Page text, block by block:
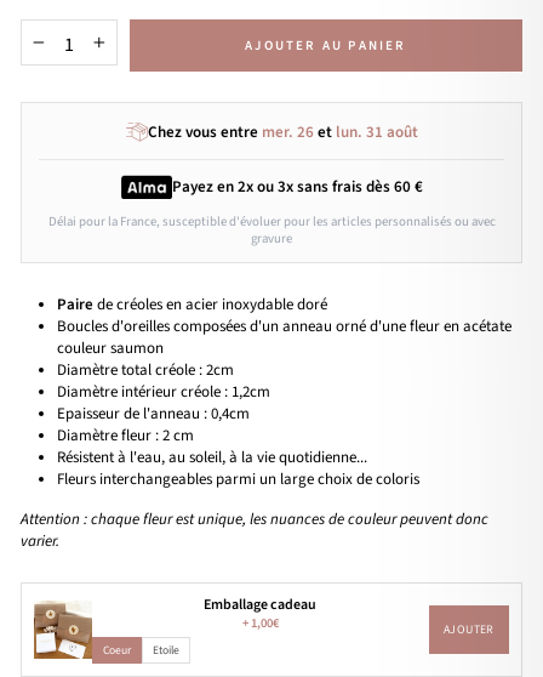
+ AJOUTER AU PANIER
Chez vous entre mer. 26et lun. 31 août
Payez en 2x ou 3xsans fraisdès 60 €
Délai pour la France, susceptible d'évoluer pour les articles personnalisés ou avec
gravure
Paire de créoles en acier inoxydable doré
Boucles d'oreilles composées d'un anneau orné d'une fleur en acétate
couleur saumon
Diamètre total créole : 2cm
Diamètre intérieur créole : 1,2cm
Epaisseur de l'anneau : 0,4cm
Diamètre fleur : 2 cm
Résistent à l'eau, au soleil, à la vie quotidienne...
Fleurs interchangeables parmi un large choix de coloris
Attention : chaque fleur est unique, les nuances de couleur peuvent donc
varier.
Emballage cadeau
+1,00€
Coeur Etoile
AJOUTER